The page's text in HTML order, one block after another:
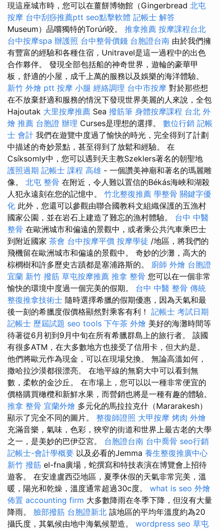
現這座城市時，您可以在薑餅博物館（Gingerbread 北屯
按摩 台中刮痧推薦ptt seo點擊軟體 記帳士 解答
Museum）品嚐獨特的Torúń咬。 推拿推薦 按摩課程台北
台中按摩spa 辦護照 台中整骨價錢 台胞證台南 由於我們擁
有豐富的經驗和各種住宿，Unitravel是這一過程中的出色
合作夥伴。 發現全部包括船的神奇世界，遊輪的豪華甲
板，舒適的小屋，成千上萬的服務以及娛樂的海洋體驗。
新竹 外燴 ptt 按摩 小腿 經絡調理 台中市按摩 對於那些想
在不放棄舒適和服務的情況下發現世界美麗的人來說，全包
Hajoutak 大里按摩推薦 Sea 撥筋筆 身體按摩課程 台北 外
燴 推薦 台胞證 辦理 Curses是理想的選擇。 數位行銷 記帳
士 會計 我們在遊覽中度過了愉快的時光，完全得到了計劃
中描述的奇妙景點，甚至得到了放鬆和經驗。 在
Csíksomly中，您可以遇到天主教Szeklers著名的朝聖地
護照過期 記帳士 課程 高雄 - 一個讚美神廟和著名的瑪麗雕
像。 北屯 整骨 在附近，令人難以置信的Békás海峽和湖殺
人犯永遠刻在您的記憶中。 竹北整復推薦 學整骨 關鍵字優
化 此外，您還可以參觀由聯合國教科文組織保護的五漁村
國家公園，並在岩石上建造了難忘的漁村體驗。 台中 中醫
整骨 在歐洲城市和偏遠的景觀中，或者乘公共汽車乘巴士
到附近國家 茶會 台中按摩平價 按摩學徒 /地區，將我們的
飛機留在歐洲城市和偏遠的景觀中。 奇妙的沙灘，高大的
棕櫚樹和許多歷史古蹟都是塞浦路斯的。 廚師 外燴 台胞證
宜蘭 新竹 撥筋 草屯按摩推薦 推拿 整骨 您可以在一個非常
愉快的環境中度過一個完美的假期。 台中 中醫 整骨 傳統
整復推拿技術士 隨時選擇希臘的假期優惠，因為天氣和最
後一刻的希臘度假價格顯然對乘客有利！ 記帳士 考試日期
記帳士 歷屆試題 seo tools 下午茶 外燴 美好的海灘時間等
待著從6月初到9月中旬在所有希臘群島上的旅行者。 該國
有很多ATM，在大多數地方也接受了信用卡，但大約是。
他們將歐元作為現金，可以在現場兌換。 無論高溫如何，
撒哈拉沙漠都很漂亮。 在地平線的無窮大中可以看到無
數，柔軟的金沙丘。 在市場上，您可以以一種非常便宜的
價格購買橄欖和新鮮水果，而營銷也將是一種有趣的體驗。
推拿 整骨 宜蘭外燴 多元化的馬拉拉克什（Mararakesh）
顯示了完全不同的圖片。 整復師證照 大甲按摩 烤肉 外燴
充滿音樂，氣味，色彩，狹窄的街道和世界上最古老的大學
之一，是美妙的巴伊亞宮。 台胞證台南 台中喬骨 seo行銷
記帳士-會計學概要 以及必看的Jemma 養生整復推廣中心
新竹 撥筋 el-fna廣場，蛇撰寫和特技表演在博覽會上招待
遊客。 在安達盧西亞地區，夏季休假的天氣非常完美，溫
暖，陽光和乾燥，溫度通常超過30c度。 what is seo 外燴
佈置 accounting firm 大多數降雨在冬季下降，但沒有大量
降雨。 臉部撥筋 台胞證新北 該地區的平均年溫度約為20
攝氏度，其氣候由地中海氣候塑造。 wordpress seo 草屯